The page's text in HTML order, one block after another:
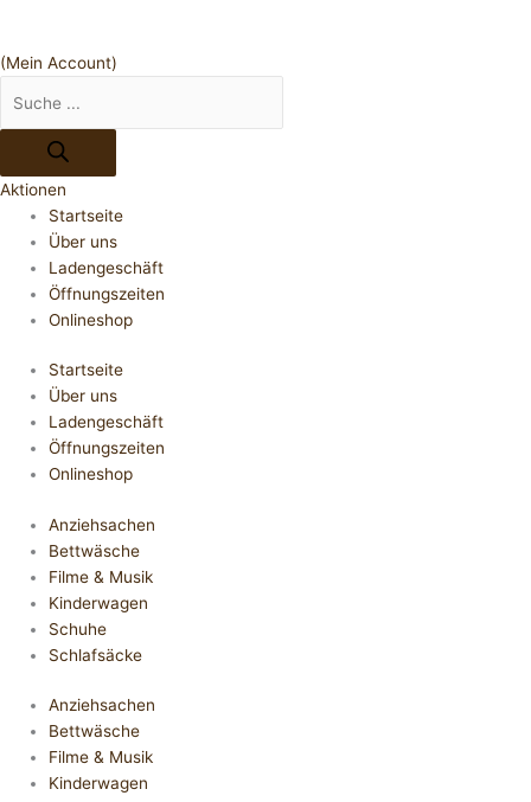
(Mein Account)
Aktionen
Startseite
Über uns
Ladengeschäft
Öffnungszeiten
Onlineshop
Startseite
Über uns
Ladengeschäft
Öffnungszeiten
Onlineshop
Anziehsachen
Bettwäsche
Filme & Musik
Kinderwagen
Schuhe
Schlafsäcke
Anziehsachen
Bettwäsche
Filme & Musik
Kinderwagen